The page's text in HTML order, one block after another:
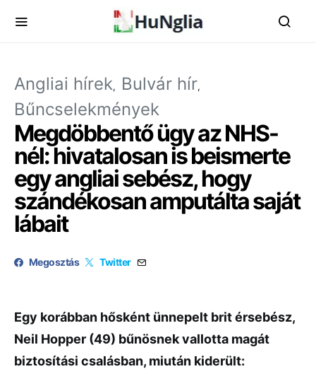
Angliai hírek Bulvár hír
Bűncselekmények
Megdöbbentő ügy az NHS-
nél: hivatalosan is beismerte
egy angliai sebész, hogy
szándékosan amputálta saját
lábait
Megosztás Twitter
Egy korábban hősként ünnepelt brit érsebész,
Neil Hopper (49) bűnösnek vallotta magát
biztosítási csalásban, miután kiderült: